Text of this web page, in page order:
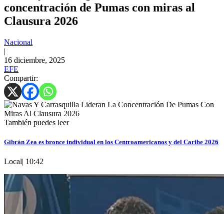
concentración de Pumas con miras al
Clausura 2026
Nacional
|
16 diciembre, 2025
EFE
Compartir:
También puedes leer
Gibrán Zea es bronce individual en los Centroamericanos y del Caribe 2026
Local| 10:42